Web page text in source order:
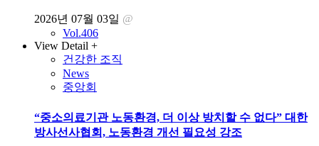
2026년 07월 03일 @
Vol.406
View Detail +
건강한 조직
News
중앙회
“중소의료기관 노동환경, 더 이상 방치할 수 없다” 대한
방사선사협회, 노동환경 개선 필요성 강조